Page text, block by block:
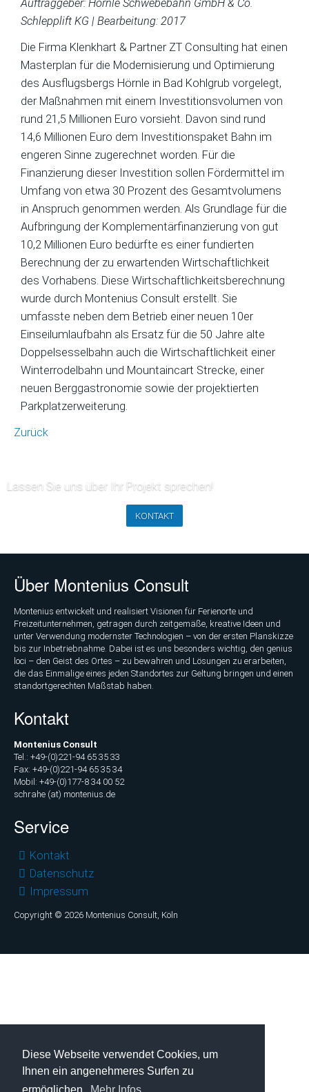
Diese Webseite verwendet Cookies, um
Ihnen ein angenehmeres Surfen zu
Auftraggeber: Hörnle Schwebebahn GmbH & Co.
Schlepplift KG | Bearbeitung: 2017
Die Firma Klenkhart & Partner ZT Consulting hat einen
Masterplan für die Modernisierung und Optimierung
des Ausflugsbergs Hörnle in Bad Kohlgrub vorgelegt,
der Maßnahmen mit einem Investitionsvolumen von
rund 21,5 Millionen Euro vorsieht. Davon sind rund
14,6 Millionen Euro dem Investitionspaket Bahn im
engeren Sinne zugerechnet worden. Für die
Finanzierung dieser Investition sollen Fördermittel im
Umfang von etwa 30 Prozent des Gesamtvolumens
in Anspruch genommen werden. Als Grundlage für die
Aufbringung der Komplementärfinanzierung von gut
10,2 Millionen Euro bedürfte es einer fundierten
Berechnung der zu erwartenden Wirtschaftlichkeit
des Vorhabens. Diese Wirtschaftlichkeitsberechnung
wurde durch Montenius Consult erstellt. Sie
umfasste neben dem Betrieb einer neuen 10er
Einseilumlaufbahn als Ersatz für die 50 Jahre alte
Doppelsesselbahn auch die Wirtschaftlichkeit einer
Winterrodelbahn und Mountaincart Strecke, einer
neuen Berggastronomie sowie der projektierten
Parkplatzerweiterung.
Zurück
Lassen Sie uns über Ihr Projekt sprechen!
KONTAKT
Über Montenius Consult
Montenius entwickelt und realisiert Visionen für Ferienorte und
Freizeitunternehmen, getragen durch zeitgemäße, kreative Ideen und
unter Verwendung modernster Technologien – von der ersten Planskizze
bis zur Inbetriebnahme. Dabei ist es uns besonders wichtig, den genius
loci – den Geist des Ortes – zu bewahren und Lösungen zu erarbeiten,
die das Einmalige eines jeden Standortes zur Geltung bringen und einen
standortgerechten Maßstab haben.
Kontakt
Montenius Consult
Tel.: +49-(0)221-94 65 35 33
Fax: +49-(0)221-94 65 35 34
Mobil: +49-(0)177-8 34 00 52
schrahe (at) montenius.de
Service
Navigation
überspringen
Kontakt
Datenschutz
Impressum
Copyright © 2026 Montenius Consult, Köln